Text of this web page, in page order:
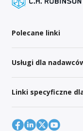
Polecane linki
Usługi dla
Linki specyficzne